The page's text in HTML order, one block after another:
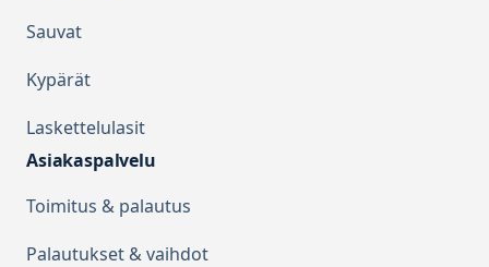
Sauvat
Kypärät
Laskettelulasit
Asiakaspalvelu
Toimitus & palautus
Palautukset & vaihdot